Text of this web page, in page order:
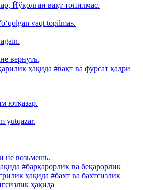
Йўқолган вақт топилмас.
vaqt topilmas.
вернуть.
ҳақида #вақт ва фурсат қадри
ютқазар.
yutqazar.
не возьмешь.
#барқарорлик ва беқарорлик
ҳақида #бахт ва бахтсизлик
ҳақида